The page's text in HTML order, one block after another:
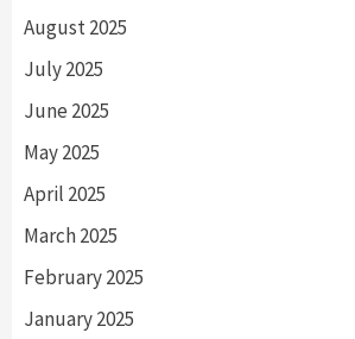
August 2025
July 2025
June 2025
May 2025
April 2025
March 2025
February 2025
January 2025